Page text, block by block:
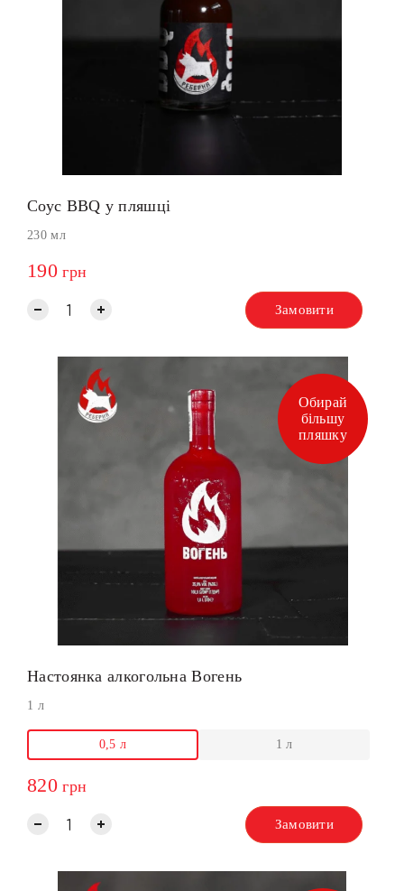
Соус BBQ у пляшці
230 мл
190 грн
Замовити
Обирай
більшу
пляшку
Настоянка алкогольна Вогень
1 л
0,5 л 1 л
820 грн
Замовити